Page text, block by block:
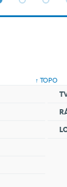
↑ TOPO